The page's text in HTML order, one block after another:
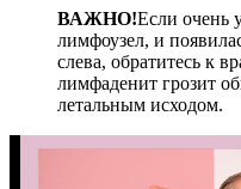
ВАЖНО!Если очень
лимфоузел, и
слева, обратитесь к
лимфаденит грозит
летальным исходом.